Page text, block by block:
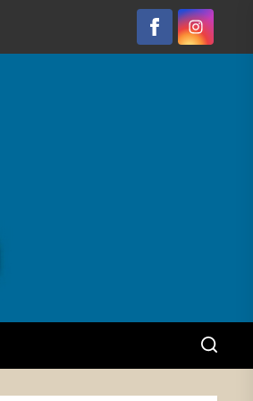
FacebookInstagram